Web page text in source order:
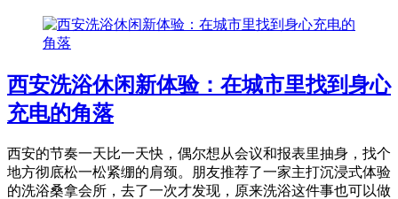
西安洗浴休闲新体验：在城市里找到身心
充电的角落
西安的节奏一天比一天快，偶尔想从会议和报表里抽身，找个
地方彻底松一松紧绷的肩颈。朋友推荐了一家主打沉浸式体验
的洗浴桑拿会所，去了一次才发现，原来洗浴这件事也可以做